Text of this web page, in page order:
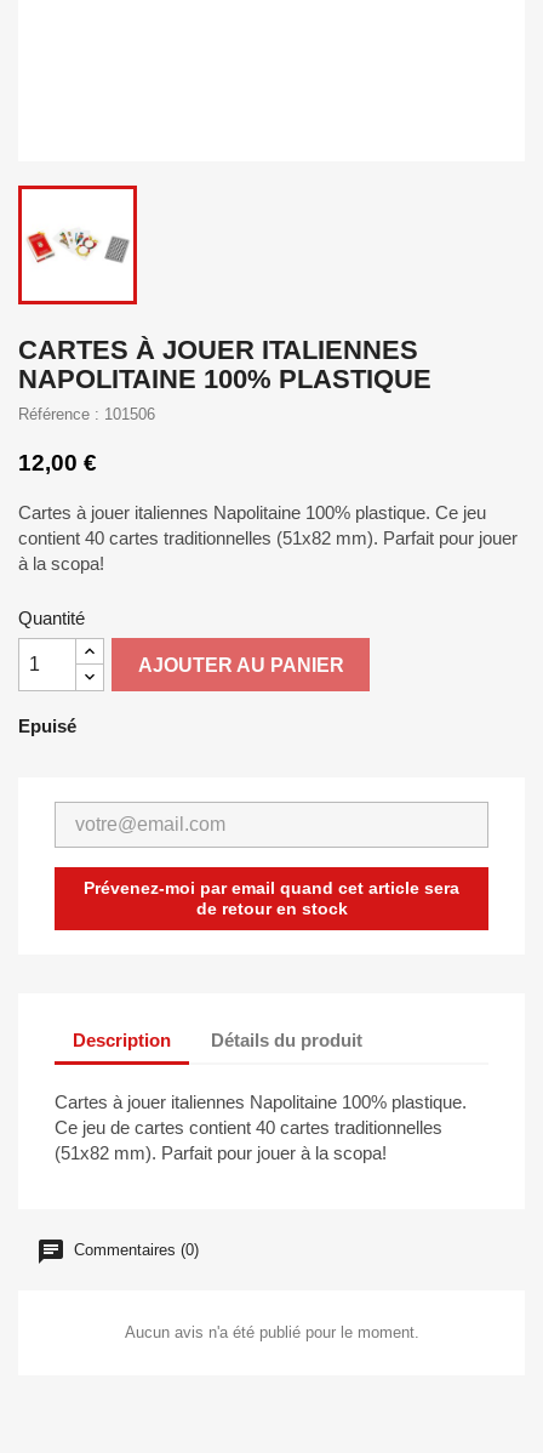
CARTES À JOUER ITALIENNES
NAPOLITAINE 100% PLASTIQUE
Référence : 101506
12,00 €
Cartes à jouer italiennes Napolitaine 100% plastique. Ce jeu
contient 40 cartes traditionnelles (51x82 mm). Parfait pour jouer
à la scopa!
Quantité
AJOUTER AU PANIER
Epuisé
Prévenez-moi par email quand cet article sera
de retour en stock
Description Détails du produit
Cartes à jouer italiennes Napolitaine 100% plastique.
Ce jeu de cartes contient 40 cartes traditionnelles
(51x82 mm). Parfait pour jouer à la scopa!
Commentaires (0)
Aucun avis n'a été publié pour le moment.